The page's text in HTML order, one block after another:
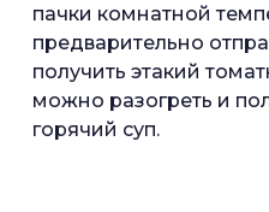
пачки комнатной
предварительно
получить этакий
можно разогреть и
горячий суп.